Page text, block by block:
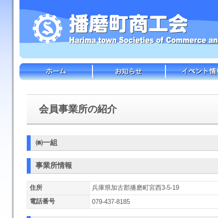
会員事業所の紹介
㈱一組
事業所情報
住所
兵庫県加古郡播磨町宮西3-5-19
電話番号
079-437-8185